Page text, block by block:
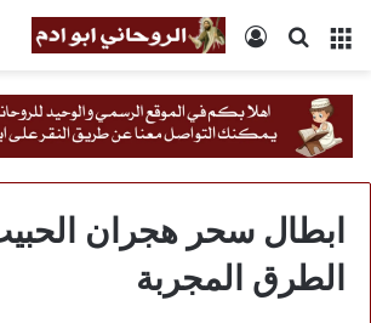
القائمة بحث
تسجيل
ابطال سحر هجران
الطرق المجربة